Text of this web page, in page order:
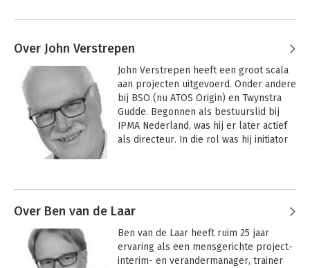
Over John Verstrepen
John Verstrepen heeft een groot scala
aan projecten uitgevoerd. Onder andere
bij BSO (nu ATOS Origin) en Twynstra
Gudde. Begonnen als bestuurslid bij
IPMA Nederland, was hij er later actief
als directeur. In die rol was hij initiator
van de ontwikkelingen in de professie
meegemaakt.
Over Ben van de Laar
Ben van de Laar heeft ruim 25 jaar
ervaring als een mensgerichte project-
interim- en verandermanager, trainer